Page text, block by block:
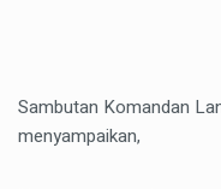
Sambutan Komandan
menyampaikan,